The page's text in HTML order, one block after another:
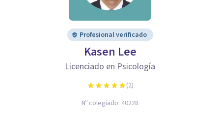
Profesional verificado
Kasen Lee
Licenciado en Psicología
(2)
Nº colegiado: 40228